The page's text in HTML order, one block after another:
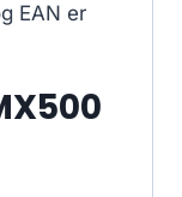
EAN er